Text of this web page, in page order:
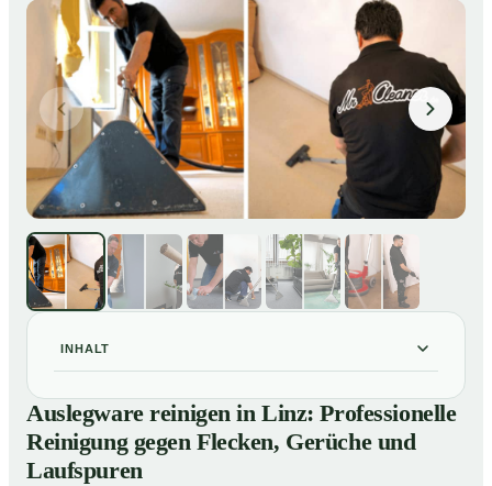
INHALT
01 Auslegware reinigen in Linz: Professionelle Reinigung
gegen Flecken, Gerüche und Laufspuren
02 So wird Auslegware in Linz professionell gereinigt
Auslegware reinigen in Linz: Professionelle
Reinigung gegen Flecken, Gerüche und
Laufspuren